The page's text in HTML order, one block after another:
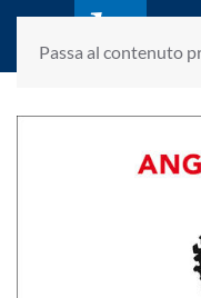
Passa al contenuto